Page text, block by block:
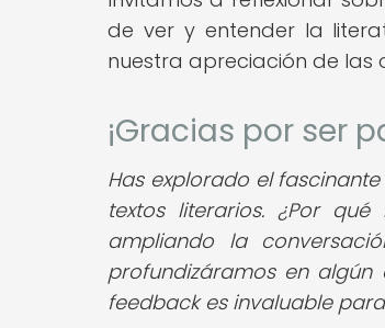
de ver y entender la
nuestra apreciación de las
¡Gracias por ser
Has explorado el
textos literarios. ¿Por
ampliando la
profundizáramos en
feedback es invaluable